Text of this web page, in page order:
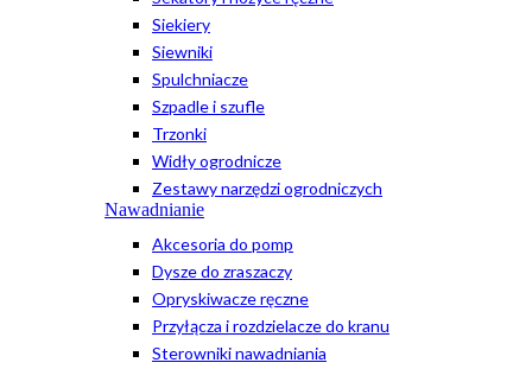
Siekiery
Siewniki
Spulchniacze
Szpadle i szufle
Trzonki
Widły ogrodnicze
Zestawy narzędzi ogrodniczych
Nawadnianie
Akcesoria do pomp
Dysze do zraszaczy
Opryskiwacze ręczne
Przyłącza i rozdzielacze do kranu
Sterowniki nawadniania